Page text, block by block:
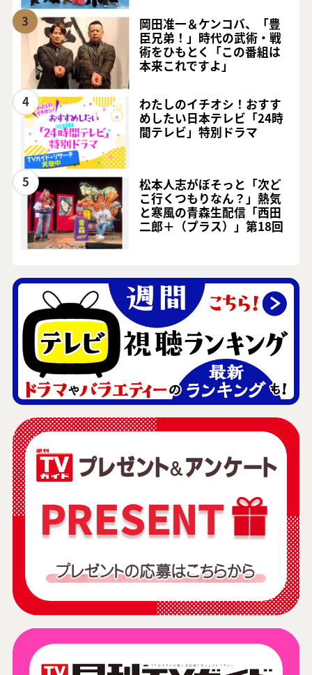
3
岡田准一＆ケンコバ、「豊
臣兄弟！」時代の武術・戦
術をひもとく「この番組は
本来これですよ」
4
わたしのイチオシ！おすす
めしたい日本テレビ「24時
間テレビ」特別ドラマ
5
松本人志がぼそっと「次ど
こ行くつもりなん？」熱気
と寒風の青森生配信「西田
二郎＋（プラス）」第18回